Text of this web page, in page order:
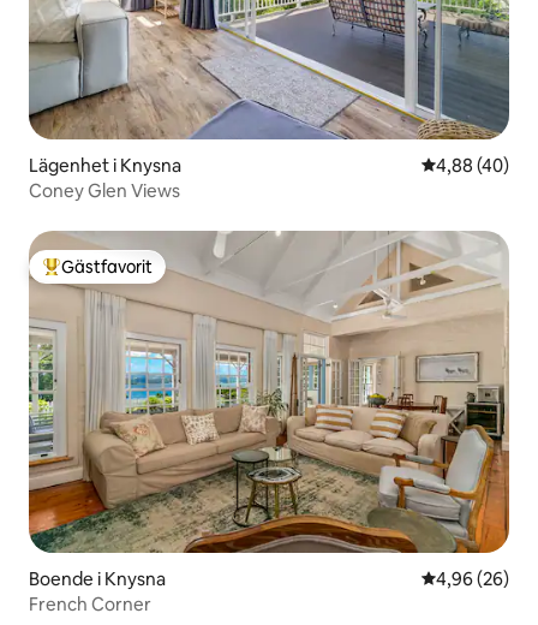
Lägenhet i Knysna 4,88 av 5 i
4,88 (40)
Coney Glen Views
Populär gästfavorit
Gästfavorit
Boende i Knysna 4,96 av 5 i
4,96 (26)
French Corner